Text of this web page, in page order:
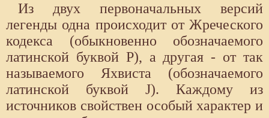
Из двух первоначальных версий
легенды одна происходит от Жреческого
кодекса (обыкновенно обозначаемого
латинской буквой P), а другая - от так
называемого Яхвиста (обозначаемого
латинской буквой J). Каждому из
источников свойствен особый характер и